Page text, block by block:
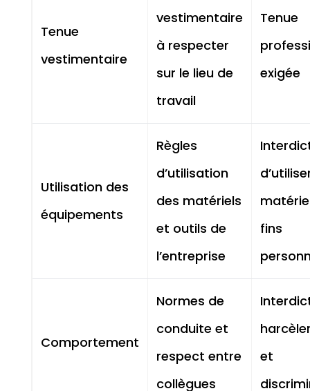
Tenue
vestimentaire
vestimentaire
à respecter
sur le lieu de
travail
Tenue
exigée
Utilisation des
équipements
Règles
d’utilisation
des matériels
et outils de
l’entreprise
fins
Comportement
Normes de
conduite et
respect entre
collègues
et